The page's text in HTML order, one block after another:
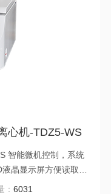
心机-TDZ5-WS
智能微机控制，系统
晶显示屏方便读取各
意更改参数，无需停
：6031